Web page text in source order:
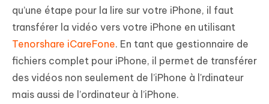
qu’une étape pour la lire sur votre iPhone, il faut
transférer la vidéo vers votre iPhone en utilisant
Tenorshare iCareFone. En tant que gestionnaire de
fichiers complet pour iPhone, il permet de transférer
des vidéos non seulement de l’iPhone à l'rdinateur
mais aussi de l’ordinateur à l’iPhone.